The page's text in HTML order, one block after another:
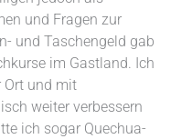
und Fragen zur
und Taschengeld gab
im Gastland. Ich
Ort und mit
weiter verbessern
ich sogar Quechua-